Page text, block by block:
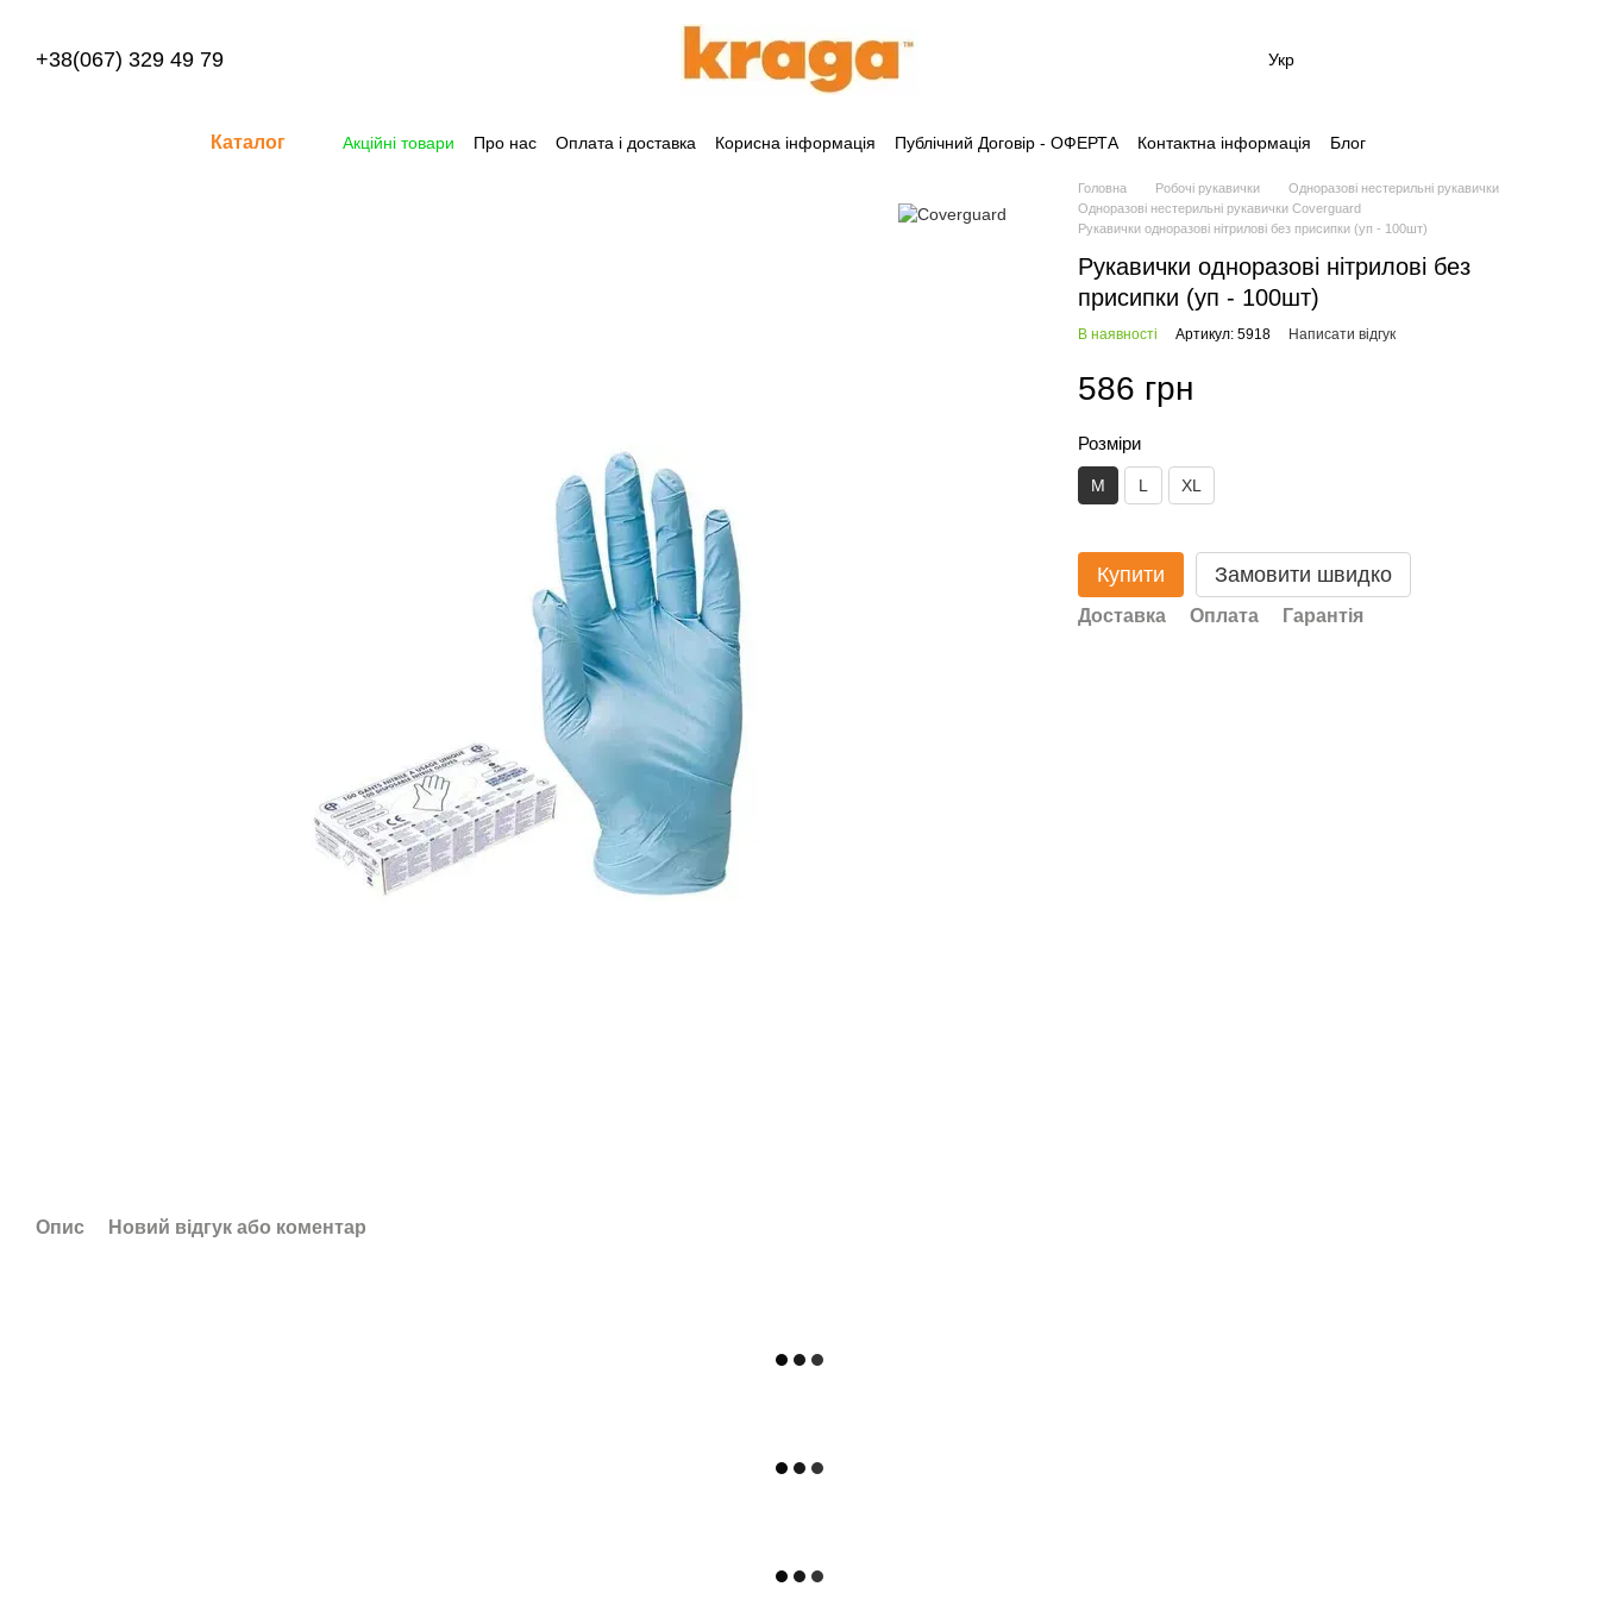
+38(067) 329 49 79 Укр
Каталог Акційні товари Про нас Оплата і доставка Корисна інформація Публічний Договір - ОФЕРТА Контактна інформація Блог
Опис Новий відгук або коментар
Головна Робочі рукавички
Одноразові нестерильні рукавички
Одноразові нестерильні рукавички Coverguard
Рукавички одноразові нітрилові без присипки (уп - 100шт)
Рукавички одноразові нітрилові без
присипки (уп - 100шт)
В наявності Артикул: 5918 Написати відгук
586 грн
Розміри
M L XL
Купити Замовити швидко
Доставка Оплата Гарантія